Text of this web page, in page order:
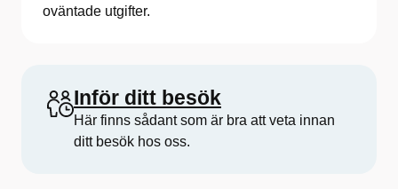
oväntade utgifter.
Inför ditt besök
Här finns sådant som är bra att veta innan
ditt besök hos oss.